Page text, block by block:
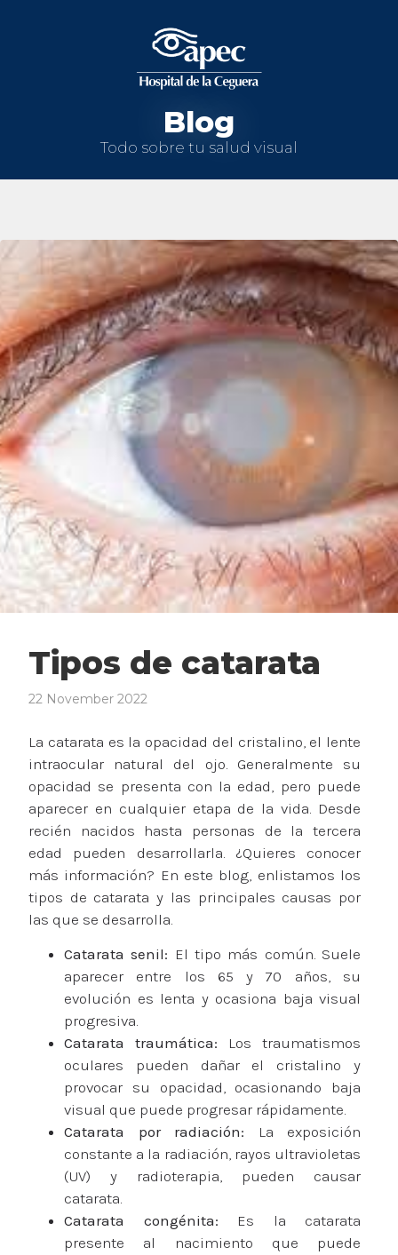
Blog
Todo sobre tu salud visual
Tipos de catarata
22 November 2022
La catarata es la opacidad del cristalino, el lente
intraocular natural del ojo. Generalmente su
opacidad se presenta con la edad, pero puede
aparecer en cualquier etapa de la vida. Desde
recién nacidos hasta personas de la tercera
edad pueden desarrollarla. ¿Quieres conocer
más información? En este blog, enlistamos los
tipos de catarata y las principales causas por
las que se desarrolla.
Catarata senil: El tipo más común. Suele
aparecer entre los 65 y 70 años, su
evolución es lenta y ocasiona baja visual
progresiva.
Catarata traumática: Los traumatismos
oculares pueden dañar el cristalino y
provocar su opacidad, ocasionando baja
visual que puede progresar rápidamente.
Catarata por radiación:
La exposición
constante a la radiación, rayos ultravioletas
(UV) y radioterapia, pueden causar
catarata.
Catarata congénita: Es la catarata
presente al nacimiento que puede